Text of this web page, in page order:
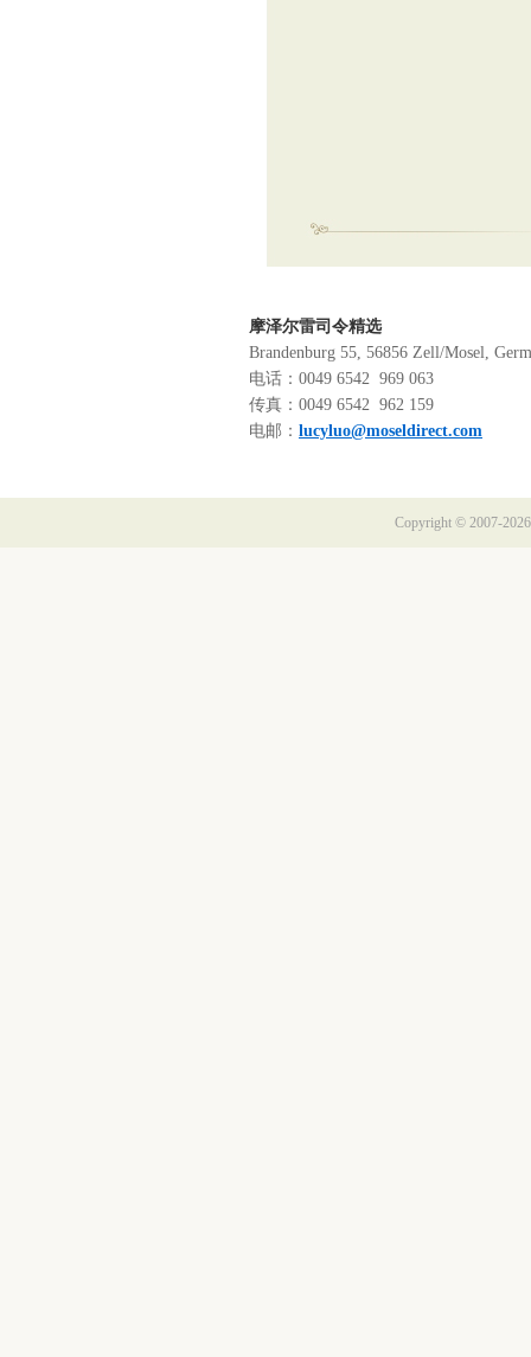
摩泽尔雷司令精选
Brandenburg 55, 56856 Zell/Mosel,
电话：0049 6542 969 063
传真：0049 6542 962 159
电邮： lucyluo@moseldirect.com
Copyright © 2007-